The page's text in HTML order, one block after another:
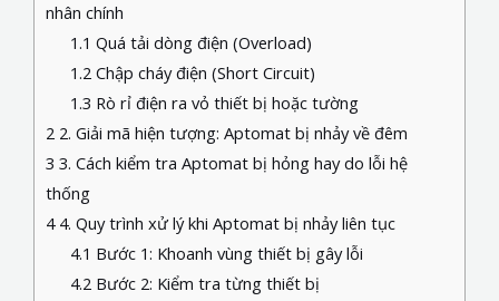
nhân chính
1.1 Quá tải dòng điện (Overload)
1.2 Chập cháy điện (Short Circuit)
1.3 Rò rỉ điện ra vỏ thiết bị hoặc tường
2 2. Giải mã hiện tượng: Aptomat bị nhảy về đêm
3 3. Cách kiểm tra Aptomat bị hỏng hay do lỗi hệ
thống
44. Quy trình xử lý khi Aptomat bị nhảy liên tục
4.1 Bước 1: Khoanh vùng thiết bị gây lỗi
4.2 Bước 2: Kiểm tra từng thiết bị